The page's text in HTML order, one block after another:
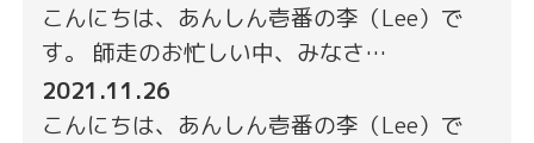
こんにちは、あんしん壱番の李（Lee）で
す。 師走のお忙しい中、みなさ…
2021.11.26
こんにちは、あんしん壱番の李（Lee）で